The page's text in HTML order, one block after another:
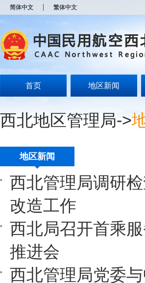
简体中文 繁体中文
首页 地区新闻
西北地区管理局->
地区新闻
西北管理局调研
改造工作
西北局召开首乘
推进会
西北管理局党委
开
无
障
说
Alt
加
导